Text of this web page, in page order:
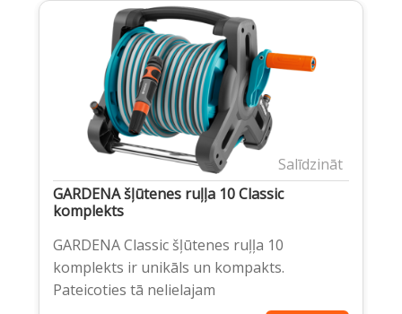
Salīdzināt
GARDENA šļūtenes ruļļa 10 Classic
komplekts
GARDENA Classic šļūtenes ruļļa 10
komplekts ir unikāls un kompakts.
Pateicoties tā nelielajam